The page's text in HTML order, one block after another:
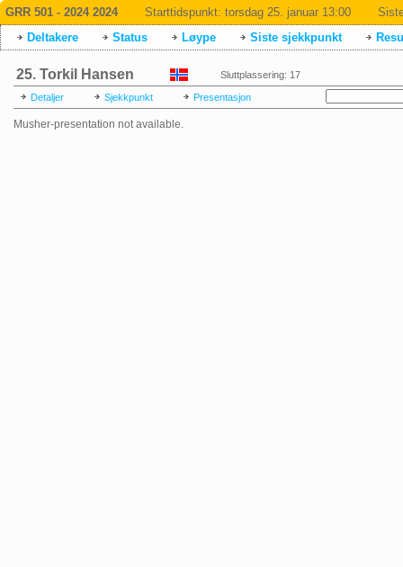
GRR 501 - 2024 2024 Starttidspunkt: torsdag 25. januar 13:00
Deltakere
Status Løype Siste sjekkpunkt
25. Torkil Hansen Sluttplassering: 17
Detaljer Sjekkpunkt Presentasjon
Musher-presentation not available.